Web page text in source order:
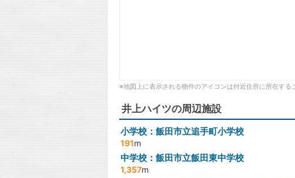
※地図上に表示される物件のアイコンは付近住所に所在する
井上ハイツの周辺施設
小学校：飯田市立追手町小学校
191m
中学校：飯田市立飯田東中学校
1,357m